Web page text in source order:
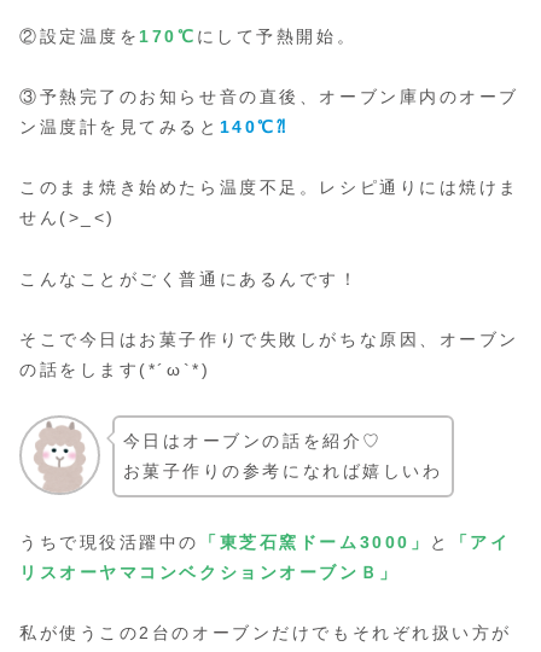
②設定温度を 170℃ にして予熱開始。
③予熱完了のお知らせ音の直後、オーブン庫内のオーブ
ン温度計を見てみると 140℃⁈
このまま焼き始めたら温度不足。レシピ通りには焼けま
せん(>_<)
こんなことがごく普通にあるんです！
そこで今日はお菓子作りで失敗しがちな原因、オーブン
の話をします(*´ω`*)
今日はオーブンの話を紹介♡
お菓子作りの参考になれば嬉しいわ
うちで現役活躍中の 「東芝石窯ドーム3000」 と
「アイ
リスオーヤマコンベクションオーブンＢ」
私が使うこの2台のオーブンだけでもそれぞれ扱い方が